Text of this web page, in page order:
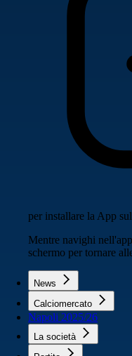
per installare la App
Mentre navighi
schermo per tornare
News
Calciomercato
Napoli 2025/26
La società